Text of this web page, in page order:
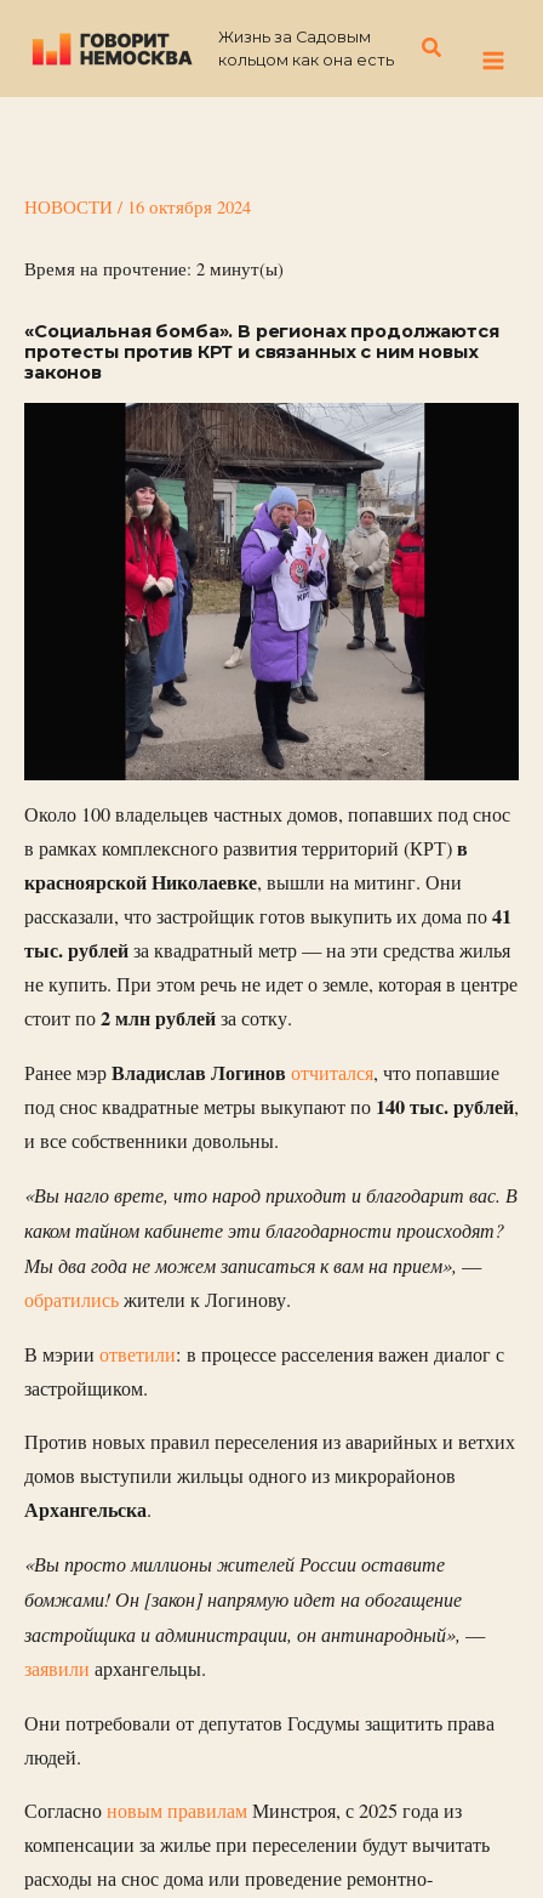
содержимому
Жизнь за Садовым
кольцом как она есть
Поиск
НОВОСТИ / 16 октября 2024
Время на прочтение: 2 минут(ы)
«Социальная бомба». В регионах продолжаются
протесты против КРТ и связанных с ним новых
законов
Около 100 владельцев частных домов, попавших под снос
в рамках комплексного развития территорий (КРТ)в
красноярской Николаевке, вышли на митинг. Они
рассказали, что застройщик готов выкупить их дома по41
тыс. рублейза квадратный метр — на эти средства жилья
не купить. При этом речь не идет о земле, которая в центре
стоит по2 млн рублейза сотку.
Ранее мэрВладислав Логинов отчитался, что попавшие
под снос квадратные метры выкупают по 140 тыс. рублей,
и все собственники довольны.
«Вы нагло врете, что народ приходит и благодарит вас. В
каком тайном кабинете эти благодарности происходят?
Мы два года не можем записаться к вам на прием», —
обратилисьжители к Логинову.
В мэрии ответили: в процессе расселения важен диалог с
застройщиком.
Против новых правил переселения из аварийных и ветхих
домов выступили жильцы одного из микрорайонов
Архангельска.
«Вы просто миллионы жителей России оставите
бомжами! Он [закон] напрямую идет на обогащение
застройщика и администрации, он антинародный», —
заявили архангельцы.
Они потребовали от депутатов Госдумы защитить права
людей.
Согласноновым правиламМинстроя, с 2025 года из
компенсации за жилье при переселении будут вычитать
расходы на снос дома или проведение ремонтно-